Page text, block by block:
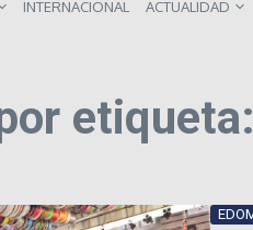
INTERNACIONAL ACTUALIDAD